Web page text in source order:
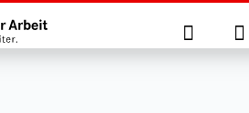
Suche